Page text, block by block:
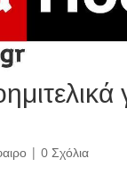
| 0 Σχόλια